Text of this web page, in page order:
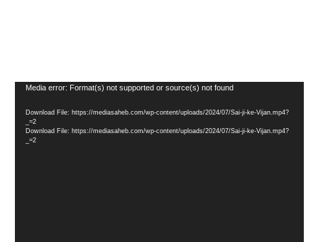
Video
Media error: Format(s) not supported or source(s) not found
Download File: https://mediasaheb.com/wp-content/uploads/2024/07/Sai-ji-ke-Vijan.mp4?
_=2
Download File: https://mediasaheb.com/wp-content/uploads/2024/07/Sai-ji-ke-Vijan.mp4?
_=2